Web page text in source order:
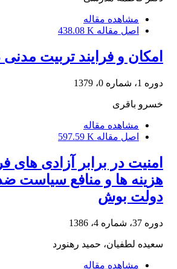
مشاهده مقاله
اصل مقاله 438.08 K
امکان و فرایند تربیت مدنی
دوره 1، شماره 0، 1379
خسرو باقری
مشاهده مقاله
اصل مقاله 597.59 K
امنیت در برابر آزادی های
هزینه ها و منافع سیاست
دولت بوش
دوره 37، شماره 4، 1386
سعیده لطفیان، حمید رهنورد
مشاهده مقاله